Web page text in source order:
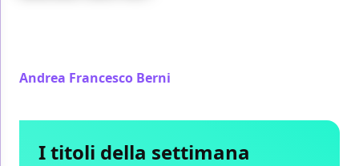
Andrea Francesco Berni
I titoli della settimana